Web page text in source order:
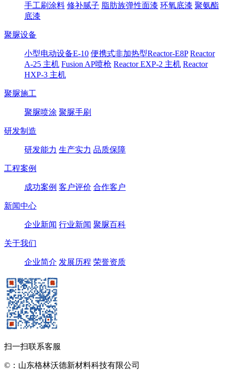
手工刷涂料 修补腻子 脂肪族弹性面漆 环氧底漆 聚氨酯
底漆
聚脲设备
小型电动设备E-10 便携式非加热型Reactor-E8P Reactor
A-25 主机 Fusion AP喷枪 Reactor EXP-2 主机 Reactor
HXP-3 主机
聚脲施工
聚脲喷涂 聚脲手刷
研发制造
研发能力 生产实力 品质保障
工程案例
成功案例 客户评价 合作客户
新闻中心
企业新闻 行业新闻 聚脲百科
关于我们
企业简介 发展历程 荣誉资质
扫一扫联系客服
©：山东格林沃德新材料科技有限公司